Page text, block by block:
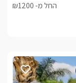
החל מ- ₪1200